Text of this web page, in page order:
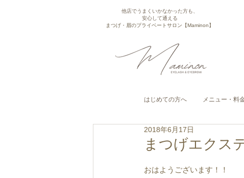
他店でうまくいかなかった方も、
安心して通える
まつげ・眉のプライベートサロン【Maminon】
はじめての方へ メニュー・料
まつげエクス
2018年6月17日
おはようございます！！